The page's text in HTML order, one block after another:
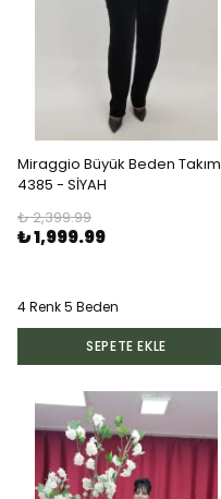
Miraggio Büyük Beden Takım
4385 - SİYAH
₺ 2,399.99
₺ 1,999.99
4 Renk 5 Beden
SEPETE EKLE